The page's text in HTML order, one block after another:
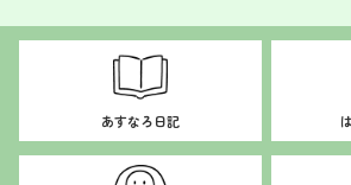
ゲ
ン
あすなろ日記